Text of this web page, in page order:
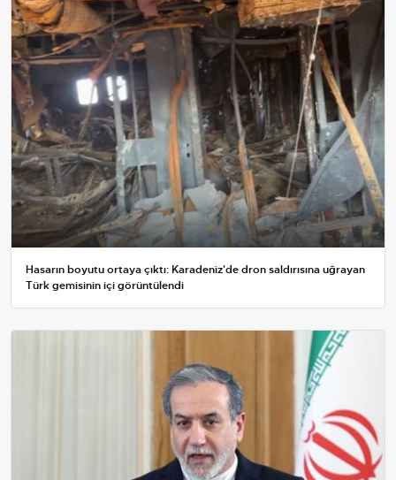
Hasarın boyutu ortaya çıktı: Karadeniz'de dron saldırısına uğrayan
Türk gemisinin içi görüntülendi